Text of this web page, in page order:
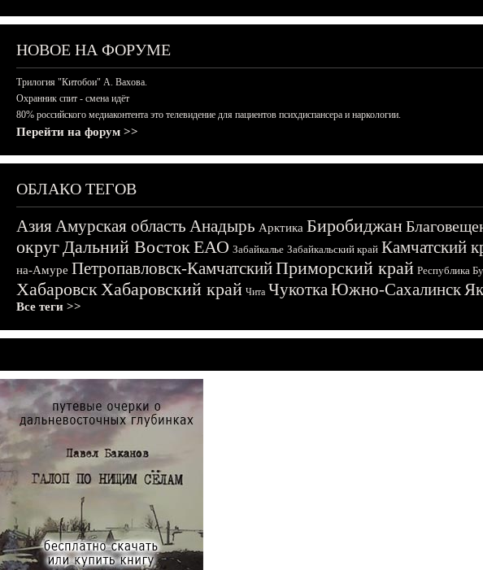
НОВОЕ НА ФОРУМЕ
Трилогия "Китобои" А. Вахова.
Охранник спит - смена идёт
80% российского медиаконтента это телевидение для пациентов психдиспансера и наркологии.
Перейти на форум >>
ОБЛАКО ТЕГОВ
АзияАмурская область Анадырь Арктика Биробиджан
округДальний ВостокЕАО Забайкалье Забайкальский край Камчатский
на-Амуре Петропавловск-КамчатскийПриморский край Республика
ХабаровскХабаровский край Чита ЧукоткаЮжно-Сахалинск
Все теги >>